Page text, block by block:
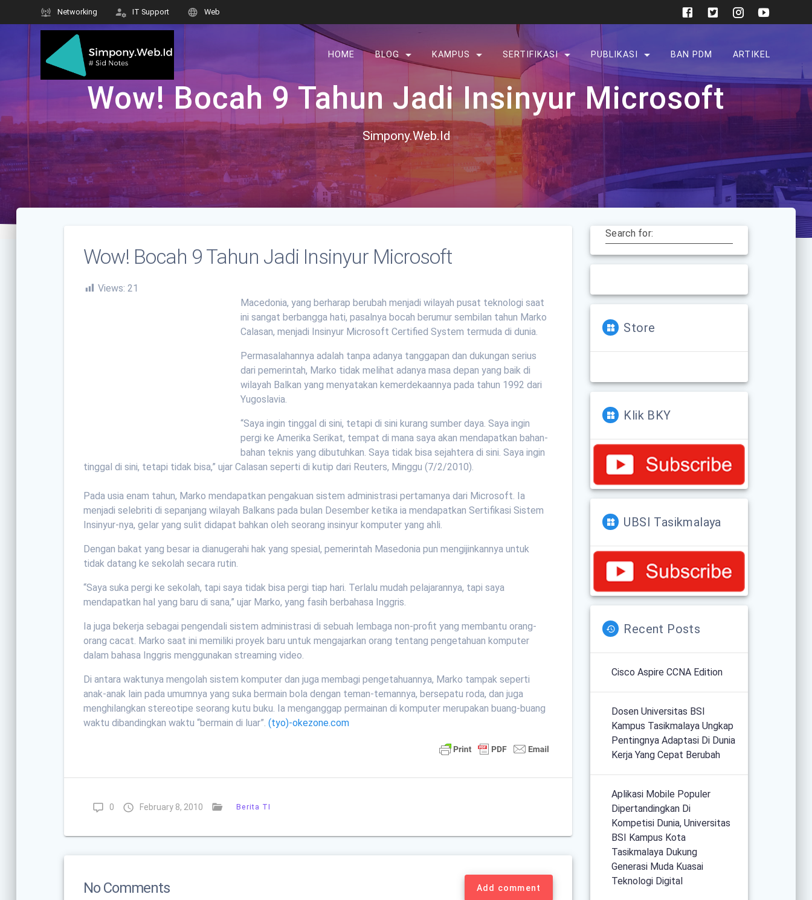
Networking IT Support Web
HOME BLOG KAMPUS SERTIFIKASI PUBLIKASI BAN PDM ARTIKEL
Wow! Bocah 9 Tahun Jadi Insinyur Microsoft
Simpony.Web.Id
Wow! Bocah 9 Tahun Jadi Insinyur Microsoft
Views: 21
Macedonia, yang berharap berubah menjadi wilayah pusat teknologi saat
ini sangat berbangga hati, pasalnya bocah berumur sembilan tahun Marko
Calasan, menjadi Insinyur Microsoft Certified System termuda di dunia.
Permasalahannya adalah tanpa adanya tanggapan dan dukungan serius
dari pemerintah, Marko tidak melihat adanya masa depan yang baik di
wilayah Balkan yang menyatakan kemerdekaannya pada tahun 1992 dari
Yugoslavia.
“Saya ingin tinggal di sini, tetapi di sini kurang sumber daya. Saya ingin
pergi ke Amerika Serikat, tempat di mana saya akan mendapatkan bahan-
bahan teknis yang dibutuhkan. Saya tidak bisa sejahtera di sini. Saya ingin
tinggal di sini, tetapi tidak bisa,” ujar Calasan seperti di kutip dari Reuters, Minggu (7/2/2010).
Pada usia enam tahun, Marko mendapatkan pengakuan sistem administrasi pertamanya dari Microsoft. Ia
menjadi selebriti di sepanjang wilayah Balkans pada bulan Desember ketika ia mendapatkan Sertifikasi Sistem
Insinyur-nya, gelar yang sulit didapat bahkan oleh seorang insinyur komputer yang ahli.
Dengan bakat yang besar ia dianugerahi hak yang spesial, pemerintah Masedonia pun mengijinkannya untuk
tidak datang ke sekolah secara rutin.
“Saya suka pergi ke sekolah, tapi saya tidak bisa pergi tiap hari. Terlalu mudah pelajarannya, tapi saya
mendapatkan hal yang baru di sana,” ujar Marko, yang fasih berbahasa Inggris.
Ia juga bekerja sebagai pengendali sistem administrasi di sebuah lembaga non-profit yang membantu orang-
orang cacat. Marko saat ini memiliki proyek baru untuk mengajarkan orang tentang pengetahuan komputer
dalam bahasa Inggris menggunakan streaming video.
Di antara waktunya mengolah sistem komputer dan juga membagi pengetahuannya, Marko tampak seperti
anak-anak lain pada umumnya yang suka bermain bola dengan teman-temannya, bersepatu roda, dan juga
menghilangkan stereotipe seorang kutu buku. Ia menganggap permainan di komputer merupakan buang-buang
waktu dibandingkan waktu “bermain di luar”.(tyo)-okezone.com
0 February 8, 2010 Berita TI
No Comments Add comment
Search for:
Store
Klik BKY
UBSI Tasikmalaya
Recent Posts
Cisco Aspire CCNA Edition
Dosen Universitas BSI
Kampus Tasikmalaya Ungkap
Pentingnya Adaptasi Di Dunia
Kerja Yang Cepat Berubah
Aplikasi Mobile Populer
Dipertandingkan Di
Kompetisi Dunia, Universitas
BSI Kampus Kota
Tasikmalaya Dukung
Generasi Muda Kuasai
Teknologi Digital